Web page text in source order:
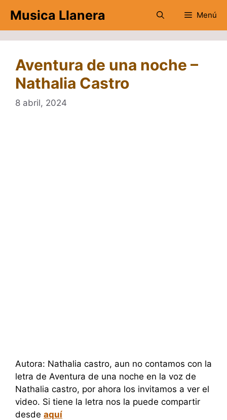
contenido
Musica Llanera Menú
Aventura de una noche –
Nathalia Castro
8 abril, 2024
Autora: Nathalia castro, aun no contamos con la
letra de Aventura de una noche en la voz de
Nathalia castro, por ahora los invitamos a ver el
video. Si tiene la letra nos la puede compartir
desde aquí